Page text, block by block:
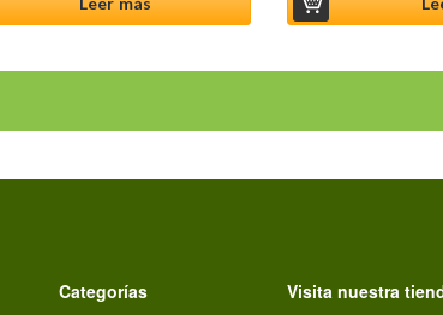
Categorías Visita nuestra